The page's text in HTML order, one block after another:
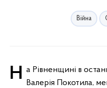
Війна
На Рівненщині в останню дорогу провели Валерія Покотила,